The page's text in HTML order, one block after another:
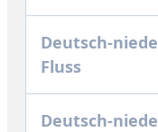
Deutsch-
Fluss
Deutsch-